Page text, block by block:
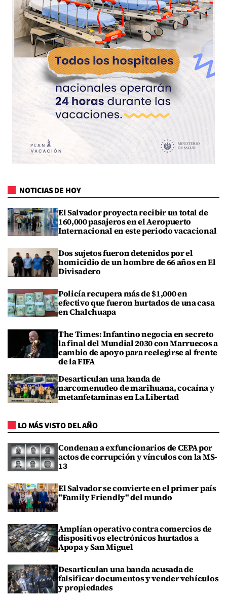
NOTICIAS DE HOY
El Salvador proyecta recibir un total de
160,000 pasajeros en el Aeropuerto
Internacional en este periodo vacacional
Dos sujetos fueron detenidos por el
homicidio de un hombre de 66 años en El
Divisadero
Policía recupera más de $1,000 en
efectivo que fueron hurtados de una casa
en Chalchuapa
The Times: Infantino negocia en secreto
la final del Mundial 2030 con Marruecos a
cambio de apoyo para reelegirse al frente
de la FIFA
Desarticulan una banda de
narcomenudeo de marihuana, cocaína y
metanfetaminas en La Libertad
LO MÁS VISTO DEL AÑO
Condenan a exfuncionarios de CEPA por
actos de corrupción y vínculos con la MS-
13
El Salvador se convierte en el primer país
"Family Friendly" del mundo
Amplían operativo contra comercios de
dispositivos electrónicos hurtados a
Apopa y San Miguel
Desarticulan una banda acusada de
falsificar documentos y vender vehículos
y propiedades